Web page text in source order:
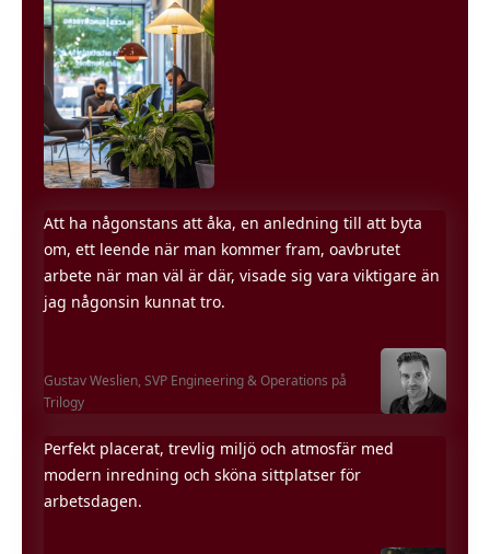
Att ha någonstans att åka, en anledning till att byta
om, ett leende när man kommer fram, oavbrutet
arbete när man väl är där, visade sig vara viktigare än
jag någonsin kunnat tro.
Gustav Weslien, SVP Engineering & Operations på
Trilogy
Perfekt placerat, trevlig miljö och atmosfär med
modern inredning och sköna sittplatser för
arbetsdagen.